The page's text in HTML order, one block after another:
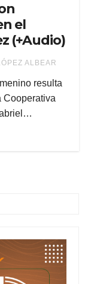
el
(+Audio)
ALBEAR
resulta
Cooperativa